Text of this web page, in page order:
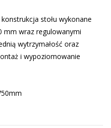
stołu wykonane
mm wraz regulowanymi
wytrzymałość oraz
i wypoziomowanie